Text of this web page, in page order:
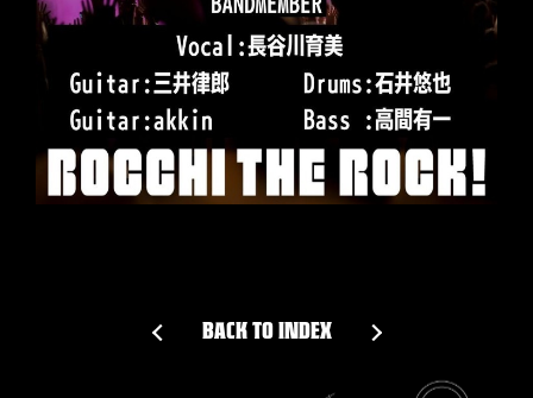
BACK TO INDEX